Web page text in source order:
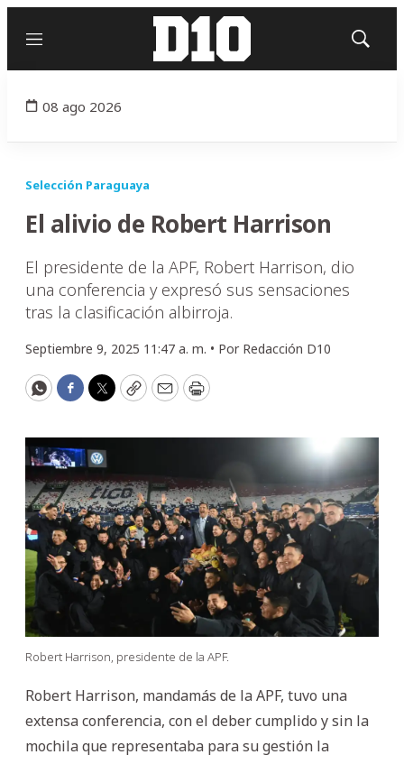
Menú
Mostrar
08 ago 2026
Selección Paraguaya
El alivio de Robert Harrison
El presidente de la APF, Robert Harrison, dio
una conferencia y expresó sus sensaciones
tras la clasificación albirroja.
Septiembre 9, 2025 11:47 a. m. • Por Redacción D10
WhatsApp
Facebook
Twitter
CopyEmailPrint
Robert Harrison, presidente de la APF.
Robert Harrison, mandamás de la APF, tuvo una
extensa conferencia, con el deber cumplido y sin la
mochila que representaba para su gestión la